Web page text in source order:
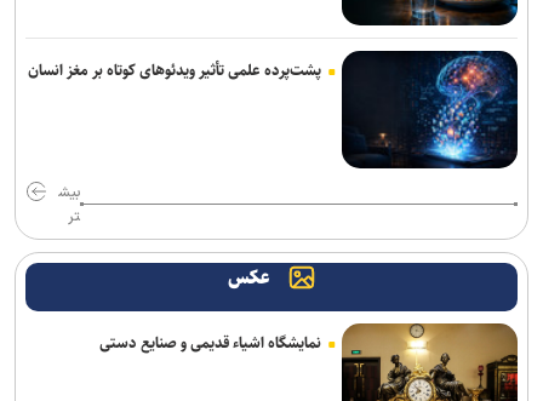
پشت‌پرده علمی تأثیر ویدئو‌های کوتاه بر مغز انسان
بیش
تر
عکس
نمایشگاه اشیاء قدیمی و صنایع دستی